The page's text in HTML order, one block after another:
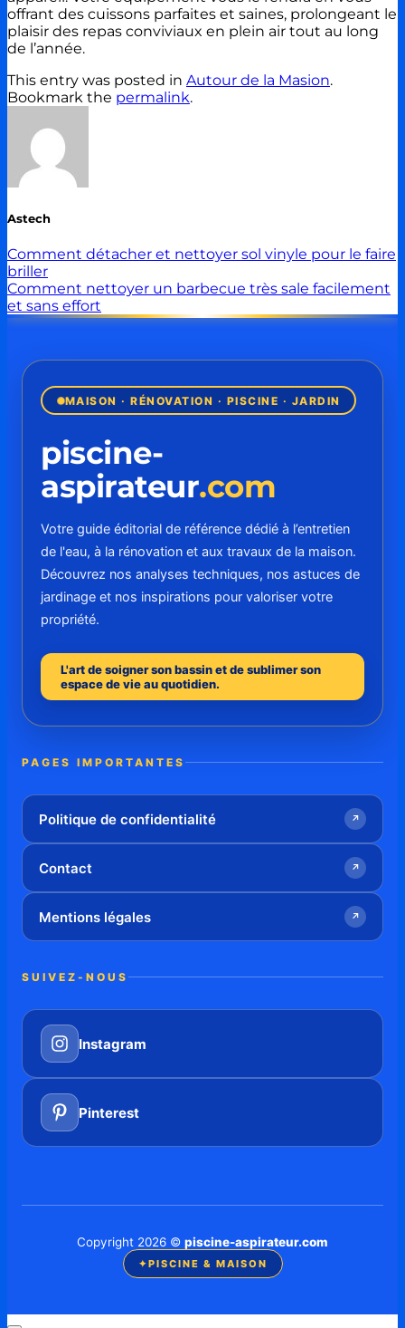
offrant des cuissons parfaites et saines, prolongeant le
plaisir des repas conviviaux en plein air tout au long
de l’année.
This entry was posted in Autour de la Masion.
Bookmark the permalink.
Astech
Comment détacher et nettoyer sol vinyle pour le faire
briller
Comment nettoyer un barbecue très sale facilement
et sans effort
MAISON · RÉNOVATION · PISCINE · JARDIN
piscine-
aspirateur.com
Votre guide éditorial de référence dédié à l’entretien
de l'eau, à la rénovation et aux travaux de la maison.
Découvrez nos analyses techniques, nos astuces de
jardinage et nos inspirations pour valoriser votre
propriété.
L'art de soigner son bassin et de sublimer son
espace de vie au quotidien.
PAGES IMPORTANTES
Politique de confidentialité ↗
Contact ↗
Mentions légales ↗
SUIVEZ-NOUS
Instagram
Pinterest
Copyright 2026 © piscine-aspirateur.com
✦PISCINE & MAISON